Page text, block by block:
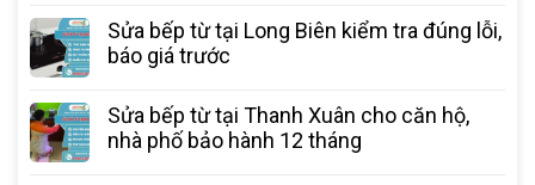
Sửa bếp từ tại Long Biên kiểm tra đúng lỗi,
báo giá trước
Sửa bếp từ tại Thanh Xuân cho căn hộ,
nhà phố bảo hành 12 tháng